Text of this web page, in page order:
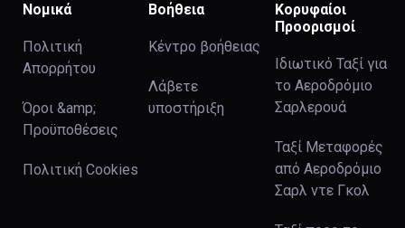
Νομικά
Πολιτική
Απορρήτου
Όροι &amp;
Προϋποθέσεις
Πολιτική Cookies
Βοήθεια
Κέντρο βοήθειας
Λάβετε
υποστήριξη
Κορυφαίοι
Προορισμοί
Ιδιωτικό Ταξί για
το Αεροδρόμιο
Σαρλερουά
Ταξί Μεταφορές
από Αεροδρόμιο
Σαρλ ντε Γκολ